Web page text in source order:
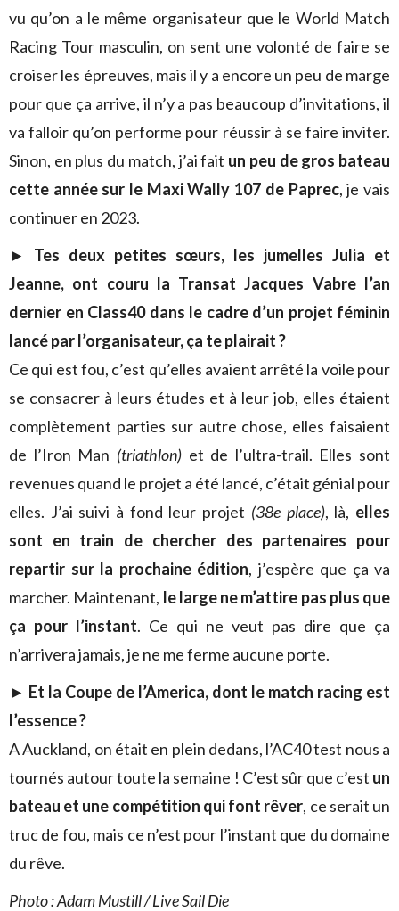
vu qu’on a le même organisateur que le World Match
Racing Tour masculin, on sent une volonté de faire se
croiser les épreuves, mais il y a encore un peu de marge
pour que ça arrive, il n’y a pas beaucoup d’invitations, il
va falloir qu’on performe pour réussir à se faire inviter.
Sinon, en plus du match, j’ai fait un peu de gros bateau
cette année sur le Maxi Wally 107 de Paprec, je vais
continuer en 2023.
► Tes deux petites sœurs, les jumelles Julia et
Jeanne, ont couru la Transat Jacques Vabre l’an
dernier en Class40 dans le cadre d’un projet féminin
lancé par l’organisateur, ça te plairait ?
Ce qui est fou, c’est qu’elles avaient arrêté la voile pour
se consacrer à leurs études et à leur job, elles étaient
complètement parties sur autre chose, elles faisaient
de l’Iron Man (triathlon)et de l’ultra-trail. Elles sont
revenues quand le projet a été lancé, c’était génial pour
elles. J’ai suivi à fond leur projet (38e place), là, elles
sont en train de chercher des partenaires pour
repartir sur la prochaine édition, j’espère que ça va
marcher. Maintenant, le large ne m’attire pas plus que
ça pour l’instant. Ce qui ne veut pas dire que ça
n’arrivera jamais, je ne me ferme aucune porte.
► Et la Coupe de l’America, dont le match racing est
l’essence ?
A Auckland, on était en plein dedans, l’AC40 test nous a
tournés autour toute la semaine ! C’est sûr que c’est un
bateau et une compétition qui font rêver, ce serait un
truc de fou, mais ce n’est pour l’instant que du domaine
du rêve.
Photo : Adam Mustill / Live Sail Die